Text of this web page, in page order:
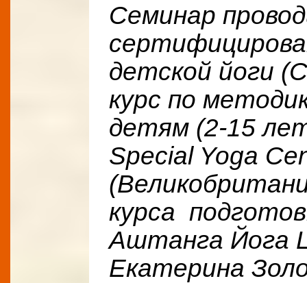
Семинар
детской йоги
курс по
детям (2-15
Special Yoga
курса
Аштанга Йога
Екатерина